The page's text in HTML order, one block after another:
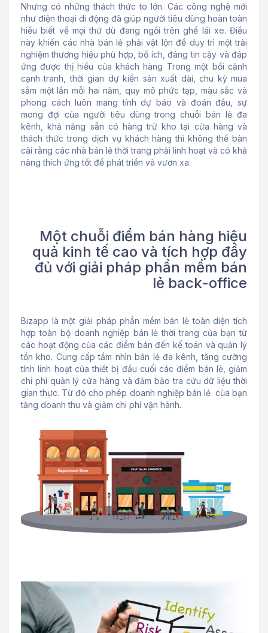
Nhưng có những thách thức to lớn. Các công nghệ mới
như điện thoại di động đã giúp người tiêu dùng hoàn toàn
hiểu biết về mọi thứ dù đang ngồi trên ghế lái xe. Điều
này khiến các nhà bán lẻ phải vật lộn để duy trì một trải
nghiệm thương hiệu phù hợp, bổ ích, đáng tin cậy và đáp
ứng được thị hiếu của khách hàng Trong một bối cảnh
cạnh tranh, thời gian dự kiến sản xuất dài, chu kỳ mua
sắm một lần mỗi hai năm, quy mô phức tạp, màu sắc và
phong cách luôn mang tính dự báo và đoán đầu, sự
mong đợi của người tiêu dùng trong chuỗi bán lẻ đa
kênh, khả năng sẵn có hàng trữ kho tại cửa hàng và
thách thức trong dịch vụ khách hàng thì không thể bàn
cãi rằng các nhà bán lẻ thời trang phải linh hoạt và có khả
năng thích ứng tốt để phát triển và vươn xa.
Một chuỗi điểm bán hàng hiệu
quả kinh tế cao và tích hợp đầy
đủ với giải pháp phần mềm bán
lẻ back-office
Bizapp là một giải pháp phần mềm bán lẻ toàn diện tích
hợp toàn bộ doanh nghiệp bán lẻ thời trang của bạn từ
các hoạt động của các điểm bán đến kế toán và quản lý
tồn kho. Cung cấp tầm nhìn bán lẻ đa kênh, tăng cường
tính linh hoạt của thiết bị đầu cuối các điểm bán lẻ, giảm
chi phí quản lý cửa hàng và đảm bảo tra cứu dữ liệu thời
gian thực. Từ đó cho phép doanh nghiệp bán lẻ của bạn
tăng doanh thu và giảm chi phí vận hành.